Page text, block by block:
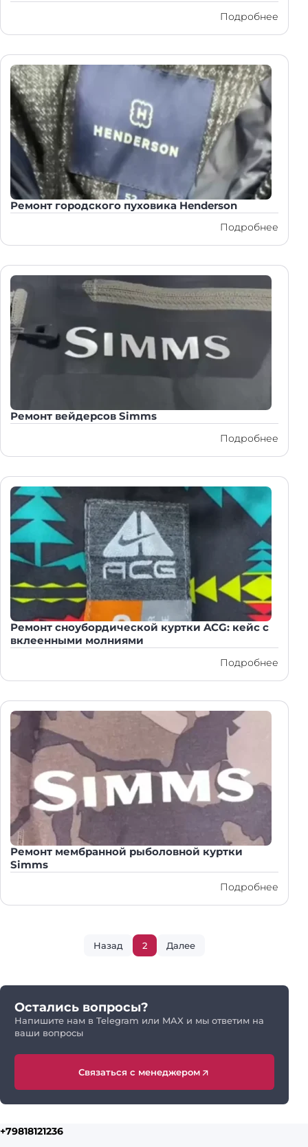
Подробнее
Ремонт городского пуховика Henderson
Подробнее
Ремонт вейдерсов Simms
Подробнее
Ремонт сноубордической куртки ACG: кейс с
вклеенными молниями
Подробнее
Ремонт мембранной рыболовной куртки
Simms
Подробнее
Назад 2 Далее
Остались вопросы?
Напишите нам в Telegram или MAX и мы ответим на
ваши вопросы
Связаться с менеджером
+79818121236